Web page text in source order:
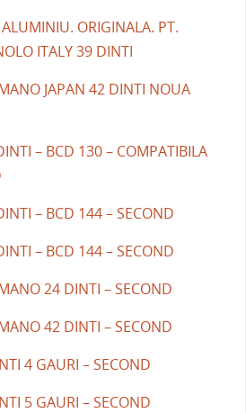
ORIGINALA. PT.
ITALY 39 DINTI
JAPAN 42 DINTI NOUA
– BCD 130 – COMPATIBILA
– BCD 144 – SECOND
– BCD 144 – SECOND
24 DINTI – SECOND
42 DINTI – SECOND
4 GAURI – SECOND
5 GAURI – SECOND